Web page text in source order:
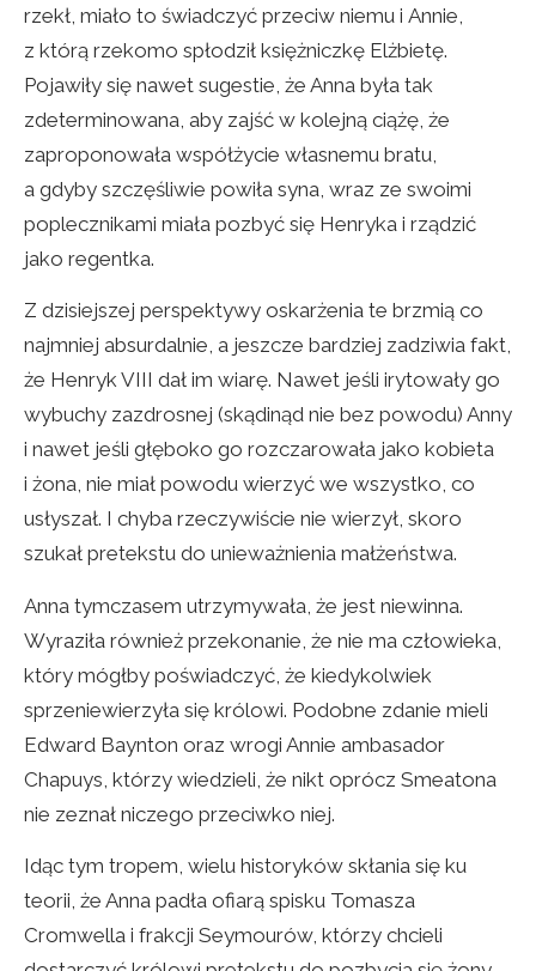
rzekł, miało to świadczyć przeciw niemu i Annie,
z którą rzekomo spłodził księżniczkę Elżbietę.
Pojawiły się nawet sugestie, że Anna była tak
zdeterminowana, aby zajść w kolejną ciążę, że
zaproponowała współżycie własnemu bratu,
a gdyby szczęśliwie powiła syna, wraz ze swoimi
poplecznikami miała pozbyć się Henryka i rządzić
jako regentka.
Z dzisiejszej perspektywy oskarżenia te brzmią co
najmniej absurdalnie, a jeszcze bardziej zadziwia fakt,
że Henryk VIII dał im wiarę. Nawet jeśli irytowały go
wybuchy zazdrosnej (skądinąd nie bez powodu) Anny
i nawet jeśli głęboko go rozczarowała jako kobieta
i żona, nie miał powodu wierzyć we wszystko, co
usłyszał. I chyba rzeczywiście nie wierzył, skoro
szukał pretekstu do unieważnienia małżeństwa.
Anna tymczasem utrzymywała, że jest niewinna.
Wyraziła również przekonanie, że nie ma człowieka,
który mógłby poświadczyć, że kiedykolwiek
sprzeniewierzyła się królowi. Podobne zdanie mieli
Edward Baynton oraz wrogi Annie ambasador
Chapuys, którzy wiedzieli, że nikt oprócz Smeatona
nie zeznał niczego przeciwko niej.
Idąc tym tropem, wielu historyków skłania się ku
teorii, że Anna padła ofiarą spisku Tomasza
Cromwella i frakcji Seymourów, którzy chcieli